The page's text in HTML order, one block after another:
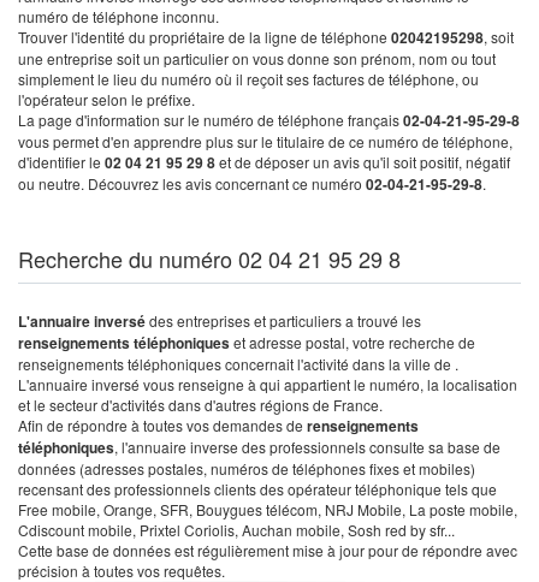
numéro de téléphone inconnu.
Trouver l'identité du propriétaire de la ligne de téléphone 02042195298, soit
une entreprise soit un particulier on vous donne son prénom, nom ou tout
simplement le lieu du numéro où il reçoit ses factures de téléphone, ou
l'opérateur selon le préfixe.
La page d'information sur le numéro de téléphone français02-04-21-95-29-8
vous permet d'en apprendre plus sur le titulaire de ce numéro de téléphone,
d'identifier le 02 04 21 95 29 8et de déposer un avis qu'il soit positif, négatif
ou neutre. Découvrez les avis concernant ce numéro 02-04-21-95-29-8.
Recherche du numéro 02 04 21 95 29 8
L'annuaire inversédes entreprises et particuliers a trouvé les
renseignements téléphoniqueset adresse postal, votre recherche de
renseignements téléphoniques concernait l'activité dans la ville de .
L'annuaire inversé vous renseigne à qui appartient le numéro, la localisation
et le secteur d'activités dans d'autres régions de France.
Afin de répondre à toutes vos demandes de renseignements
téléphoniques, l'annuaire inverse des professionnels consulte sa base de
données (adresses postales, numéros de téléphones fixes et mobiles)
recensant des professionnels clients des opérateur téléphonique tels que
Free mobile, Orange, SFR, Bouygues télécom, NRJ Mobile, La poste mobile,
Cdiscount mobile, Prixtel Coriolis, Auchan mobile, Sosh red by sfr...
Cette base de données est régulièrement mise à jour pour de répondre avec
précision à toutes vos requêtes.